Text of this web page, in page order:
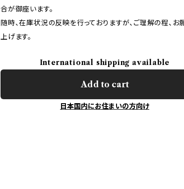
合が御座います。
随時、在庫状況の反映を行っておりますが、ご理解の程、お
上げます。
International shipping available
Add to cart
日本国内にお住まいの方向け